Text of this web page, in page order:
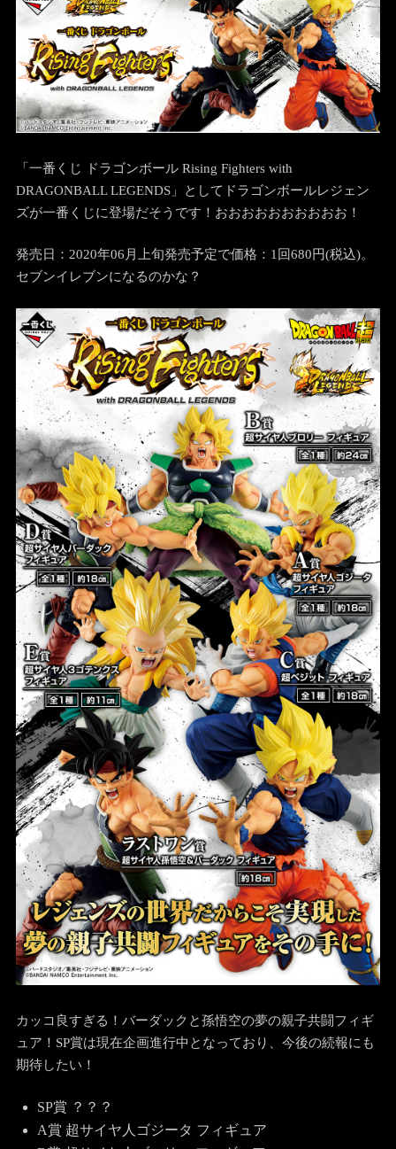
「一番くじ ドラゴンボール Rising Fighters with
DRAGONBALL LEGENDS」としてドラゴンボールレジェン
ズが一番くじに登場だそうです！おおおおおおおおおお！
発売日：2020年06月上旬発売予定で価格：1回680円(税込)。
セブンイレブンになるのかな？
カッコ良すぎる！バーダックと孫悟空の夢の親子共闘フィギ
ュア！SP賞は現在企画進行中となっており、今後の続報にも
期待したい！
SP賞 ？？？
A賞 超サイヤ人ゴジータ フィギュア